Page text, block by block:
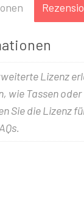
Lizenz
wie Tassen
Sie die Lizenz